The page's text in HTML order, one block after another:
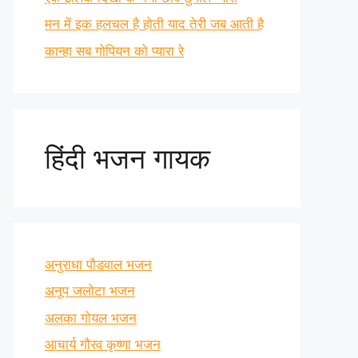
मन में इक हलचल है होती याद तेरी जब आती है
कान्हा सब गोपियन को प्यारा रे
हिंदी भजन गायक
अनुराधा पौडवाल भजन
अनूप जलोटा भजन
अलका गोयल भजन
आचार्य गौरव कृष्णा भजन